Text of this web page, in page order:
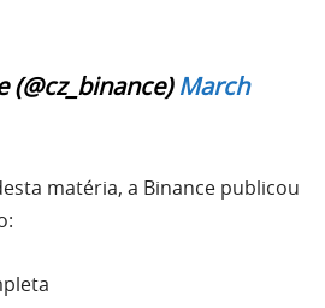
(@cz_binance)March
matéria, a Binance publicou